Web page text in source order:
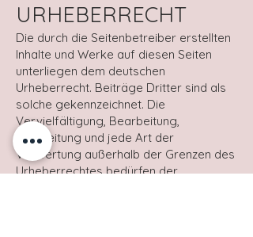
URHEBERRECHT
Die durch die Seitenbetreiber erstellten
Inhalte und Werke auf diesen Seiten
unterliegen dem deutschen
Urheberrecht. Beiträge Dritter sind als
solche gekennzeichnet. Die
Vervielfältigung, Bearbeitung,
Verbreitung und jede Art der
Verwertung außerhalb der Grenzen des
Urheberrechtes bedürfen der